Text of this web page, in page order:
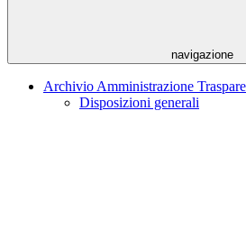
navigazione
Archivio Amministrazione
Disposizioni generali